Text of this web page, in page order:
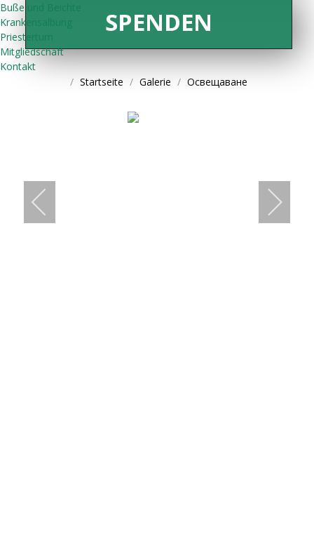
Buße und Beichte
Krankensalbung
Priestertum
Mitgliedschaft
Kontakt
SPENDEN
Startseite Galerie Освещаване